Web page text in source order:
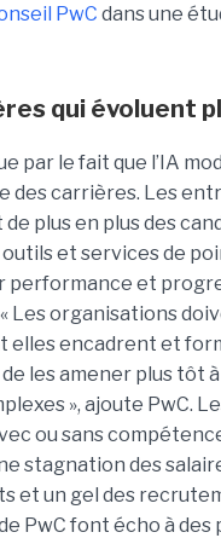
PwC dans une
qui évoluent
par le fait que l’IA
des carrières. Les
plus en plus des
outils et services de
performance et
Les organisations
elles encadrent et
les amener plus tôt
», ajoute PwC.
ou sans
stagnation des
et un gel des
PwC font écho à